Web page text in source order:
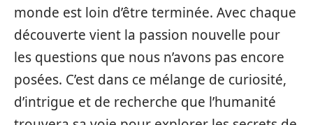
monde est loin d’être terminée. Avec chaque
découverte vient la passion nouvelle pour
les questions que nous n’avons pas encore
posées. C’est dans ce mélange de curiosité,
d’intrigue et de recherche que l’humanité